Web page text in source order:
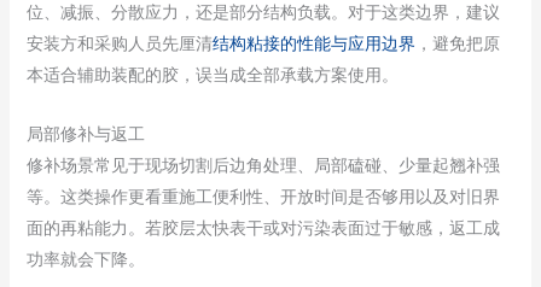
位、减振、分散应力，还是部分结构负载。对于这类边界，建议
安装方和采购人员先厘清结构粘接的性能与应用边界 ，避免把原
本适合辅助装配的胶，误当成全部承载方案使用。
局部修补与返工
修补场景常见于现场切割后边角处理、局部磕碰、少量起翘补强
等。这类操作更看重施工便利性、开放时间是否够用以及对旧界
面的再粘能力。若胶层太快表干或对污染表面过于敏感，返工成
功率就会下降。